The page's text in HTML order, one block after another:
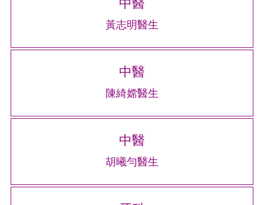
中醫
黃志明醫生
中醫
陳綺嫦醫生
中醫
胡曦勻醫生